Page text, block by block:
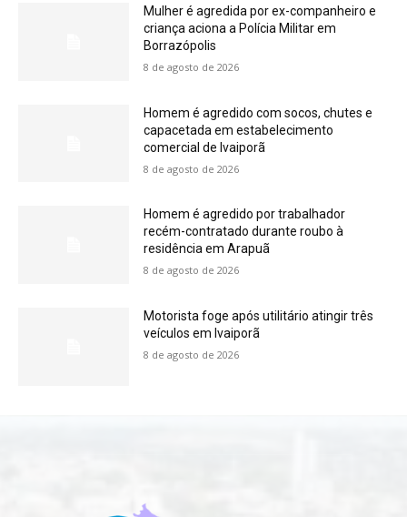
Mulher é agredida por ex-companheiro e
criança aciona a Polícia Militar em
Borrazópolis
8 de agosto de 2026
Homem é agredido com socos, chutes e
capacetada em estabelecimento
comercial de Ivaiporã
8 de agosto de 2026
Homem é agredido por trabalhador
recém-contratado durante roubo à
residência em Arapuã
8 de agosto de 2026
Motorista foge após utilitário atingir três
veículos em Ivaiporã
8 de agosto de 2026